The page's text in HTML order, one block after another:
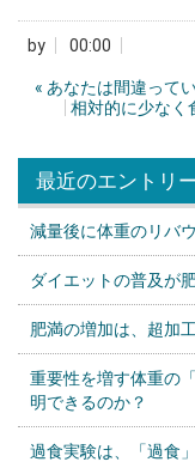
by 00:00
« あなたは間違って
相対的に少なく
最近のエントリ
減量後に体重のリバ
ダイエットの普及が
肥満の増加は、超加
重要性を増す体重の
明できるのか？
過食実験は、「過食